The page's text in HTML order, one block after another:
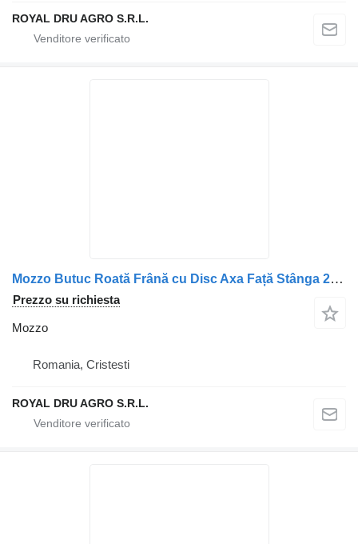
ROYAL DRU AGRO S.R.L.
Mozzo Butuc Roată Frână cu Disc Axa Față Stânga 2019789 / 1812563 / 16 per camion DAF DAF
Prezzo su richiesta
Mozzo
Romania, Cristesti
ROYAL DRU AGRO S.R.L.